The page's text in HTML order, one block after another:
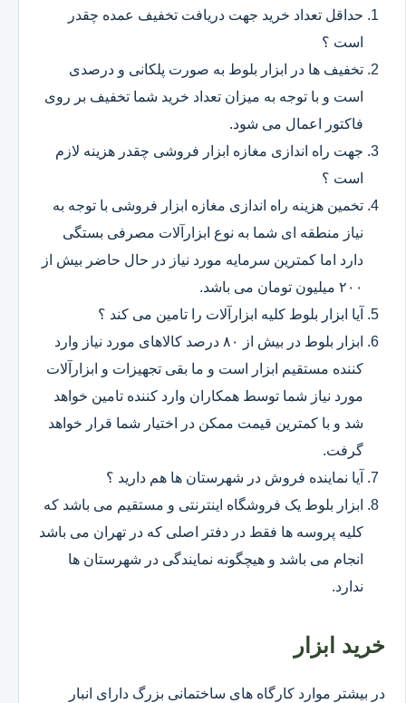
حداقل تعداد خرید جهت دریافت تخفیف عمده چقدر
است ؟
تخفیف ها در ابزار بلوط به صورت پلکانی و درصدی
است و با توجه به میزان تعداد خرید شما تخفیف بر روی
فاکتور اعمال می شود.
جهت راه اندازی مغازه ابزار فروشی چقدر هزینه لازم
است ؟
تخمین هزینه راه اندازی مغازه ابزار فروشی با توجه به
نیاز منطقه ای شما به نوع ابزارآلات مصرفی بستگی
دارد اما کمترین سرمایه مورد نیاز در حال حاضر بیش از
۲۰۰ میلیون تومان می باشد.
آیا ابزار بلوط کلیه ابزارآلات را تامین می کند ؟
ابزار بلوط در بیش از ۸۰ درصد کالاهای مورد نیاز وارد
کننده مستقیم ابزار است و ما بقی تجهیزات و ابزارآلات
مورد نیاز شما توسط همکاران وارد کننده تامین خواهد
شد و با کمترین قیمت ممکن در اختیار شما قرار خواهد
گرفت.
آیا نماینده فروش در شهرستان ها هم دارید ؟
ابزار بلوط یک فروشگاه اینترنتی و مستقیم می باشد که
کلیه پروسه ها فقط در دفتر اصلی که در تهران می باشد
انجام می باشد و هیچگونه نمایندگی در شهرستان ها
ندارد.
خرید ابزار
در بیشتر موارد کارگاه های ساختمانی بزرگ دارای انبار